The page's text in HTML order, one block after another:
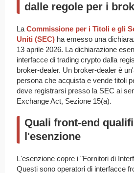
dalle regole per i
La Commissione per i Titoli e gli
Uniti (SEC) ha emesso una
13 aprile 2026. La dichiarazione
interfacce di trading crypto dalla
broker-dealer. Un broker-dealer è
persona che acquista e vende titoli
deve registrarsi presso la SEC ai
Exchange Act, Sezione 15(a).
Quali front-end
l'esenzione
L'esenzione copre i "Fornitori di
Questi sono operatori di interfacce